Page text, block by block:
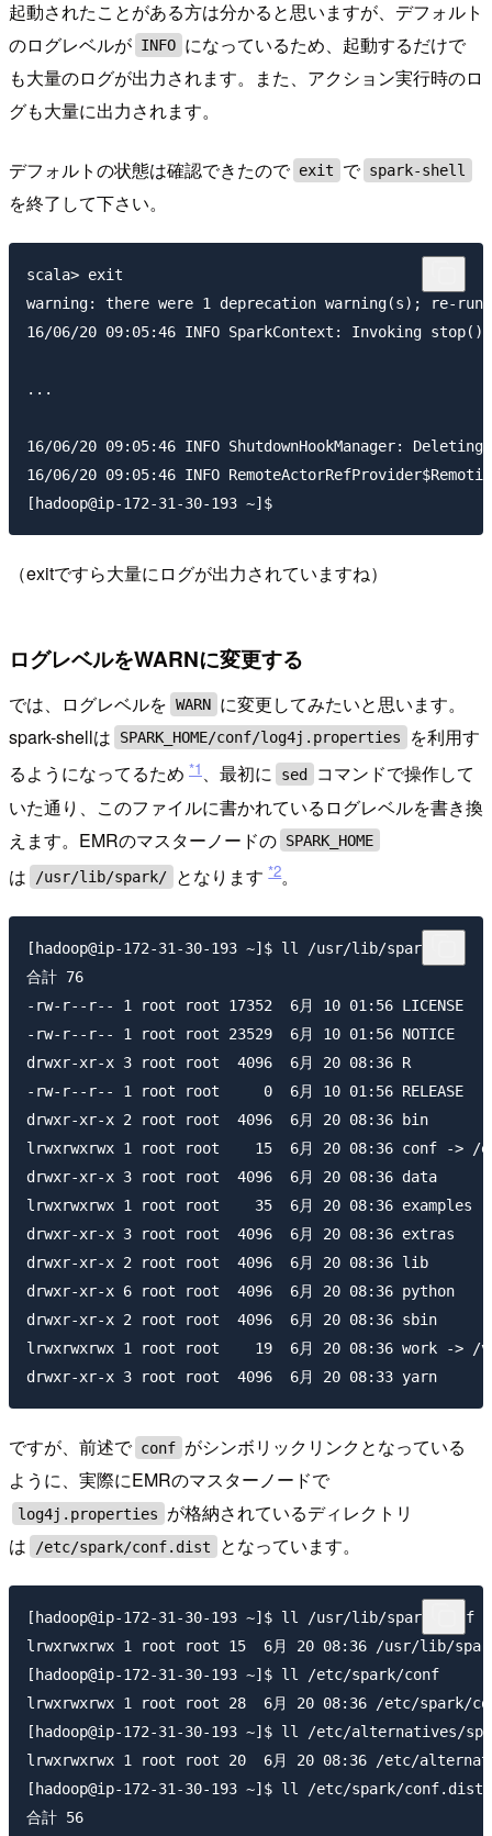
起動されたことがある方は分かると思いますが、デフォルト
のログレベルが INFO になっているため、起動するだけで
も大量のログが出力されます。また、アクション実行時のロ
グも大量に出力されます。
デフォルトの状態は確認できたので exit で spark-shell
を終了して下さい。
scala> exit
warning: there were 1 deprecation warning(s); re-
16/06/20 09:05:46 INFO SparkContext: Invoking stop()
...
16/06/20 09:05:46 INFO ShutdownHookManager:
16/06/20 09:05:46 INFO
（exitですら大量にログが出力されていますね）
ログレベルをWARNに変更する
では、ログレベルを WARN に変更してみたいと思います。
spark-shellは
SPARK_HOME/conf/log4j.properties
を利用す
るようになってるため *1 、最初に sed
コマンドで操作して
いた通り、このファイルに書かれているログレベルを書き換
えます。EMRのマスターノードの SPARK_HOME
は /usr/lib/spark/ となります*2。
[hadoop@ip-172-31-30-193 ~]$ ll /usr/lib/spark/
合計 76
-rw-r--r-- 1 root root 17352  6月 10 01:56 LICENSE
-rw-r--r-- 1 root root 23529  6月 10 01:56 NOTICE
drwxr-xr-x 3 root root  4096  6月 20 08:36 R
-rw-r--r-- 1 root root     0  6月 10 01:56 RELEASE
drwxr-xr-x 2 root root  4096  6月 20 08:36 bin
lrwxrwxrwx 1 root root    15  6月 20 08:36 conf -> /
drwxr-xr-x 3 root root  4096  6月 20 08:36 data
lrwxrwxrwx 1 root root    35  6月 20 08:36 examples
drwxr-xr-x 3 root root  4096  6月 20 08:36 extras
drwxr-xr-x 2 root root  4096  6月 20 08:36 lib
drwxr-xr-x 6 root root  4096  6月 20 08:36 python
drwxr-xr-x 2 root root  4096  6月 20 08:36 sbin
lrwxrwxrwx 1 root root    19  6月 20 08:36 work -> /
ですが、前述で conf がシンボリックリンクとなっている
ように、実際にEMRのマスターノードで
log4j.properties
が格納されているディレクトリ
は
/etc/spark/conf.dist となっています。
[hadoop@ip-172-31-30-193 ~]$ ll /usr/lib/spark/conf
lrwxrwxrwx 1 root root 15  6月 20 08:36 /usr/lib/
[hadoop@ip-172-31-30-193 ~]$ ll /etc/spark/conf
lrwxrwxrwx 1 root root 28  6月 20 08:36 /etc/spark/
[hadoop@ip-172-31-30-193 ~]$ ll /etc/alternatives/
lrwxrwxrwx 1 root root 20  6月 20 08:36 /etc/
[hadoop@ip-172-31-30-193 ~]$ ll /etc/spark/conf.dist
合計 56